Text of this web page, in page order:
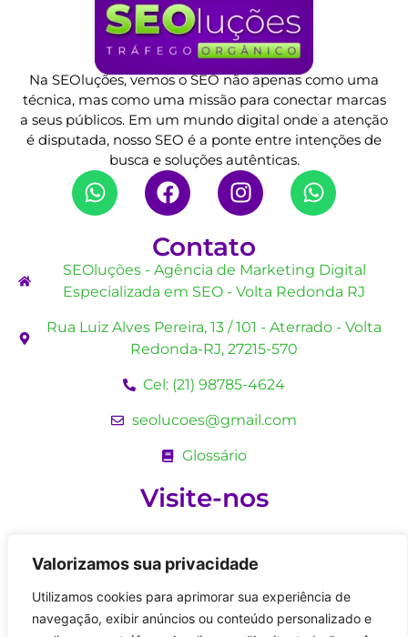
Valorizamos sua privacidade
Utilizamos cookies para aprimorar sua experiência de
navegação, exibir anúncios ou conteúdo personalizado e
Na SEOluções, vemos o SEO não apenas como uma
técnica, mas como uma missão para conectar marcas
a seus públicos. Em um mundo digital onde a atenção
é disputada, nosso SEO é a ponte entre intenções de
busca e soluções autênticas.
Contato
SEOluções - Agência de Marketing Digital
Especializada em SEO - Volta Redonda RJ
Rua Luiz Alves Pereira, 13 / 101 - Aterrado - Volta
Redonda-RJ, 27215-570
Cel: (21) 98785-4624
seolucoes@gmail.com
Glossário
Visite-nos